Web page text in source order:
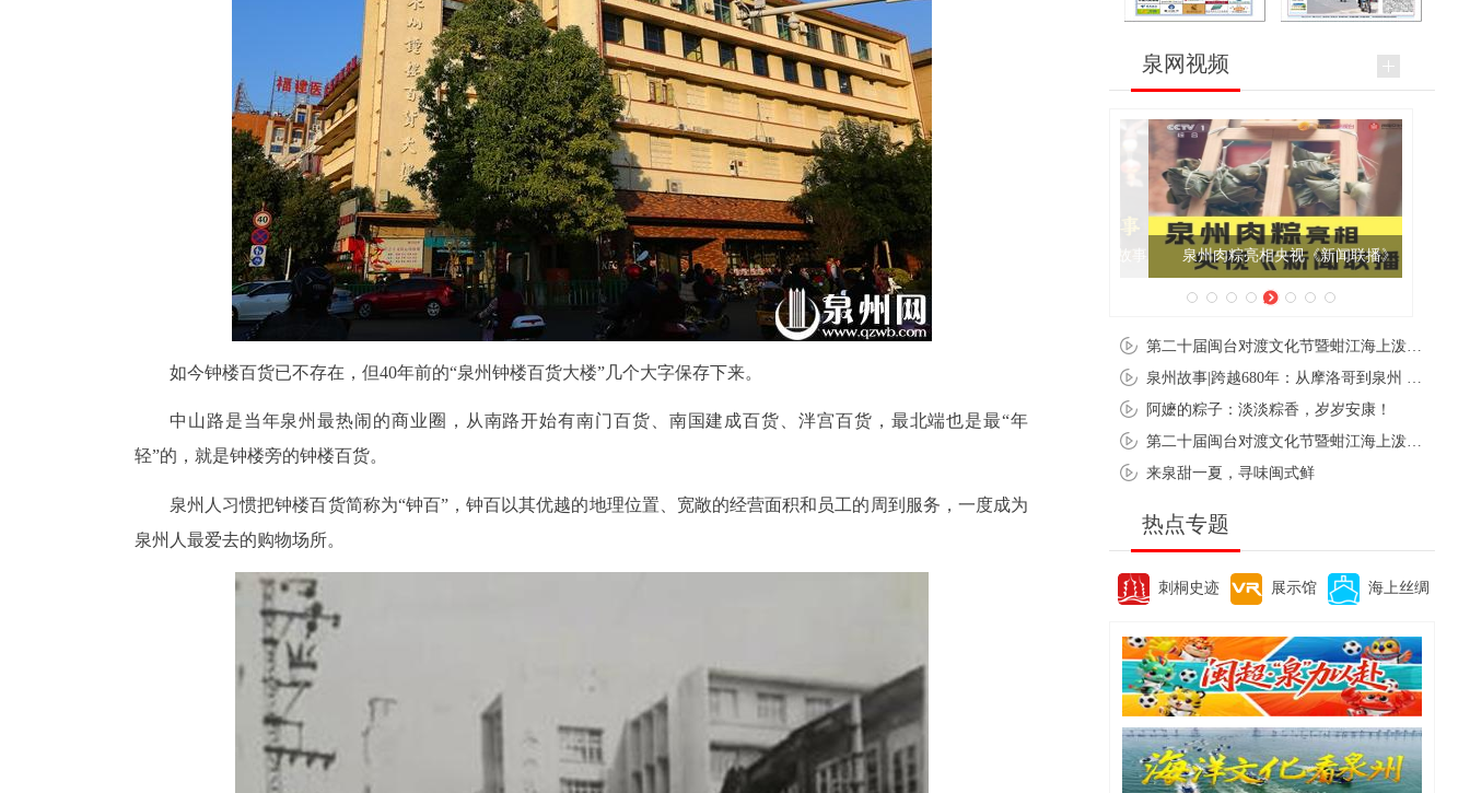
如今钟楼百货已不存在，但40年前的“泉州钟楼百货大楼”几个大字保存下来。
中山路是当年泉州最热闹的商业圈，从南路开始有南门百货、南国建成百货、泮宫百货，最北端也是最“年
轻”的，就是钟楼旁的钟楼百货。
泉州人习惯把钟楼百货简称为“钟百”，钟百以其优越的地理位置、宽敞的经营面积和员工的周到服务，一度成为
泉州人最爱去的购物场所。
泉网视频
泉州肉粽亮相央视《新闻联播》
阿嬷的粽子：淡淡粽香，岁岁安康！
来泉甜一夏，寻味闽式鲜
热点专题
刺桐史迹 展示馆 海上丝绸